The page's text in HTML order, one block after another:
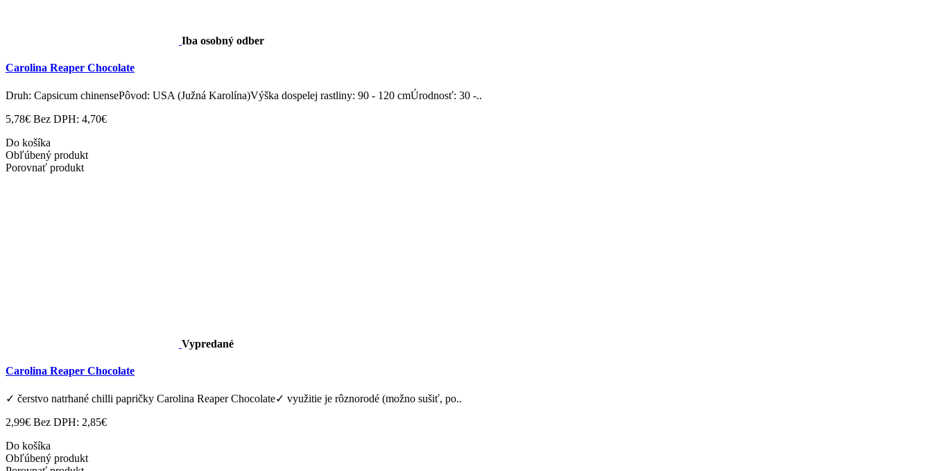
Iba osobný odber
Carolina Reaper Chocolate
Druh: Capsicum chinensePôvod: USA (Južná Karolína)Výška dospelej rastliny: 90 - 120 cmÚrodnosť: 30 -..
5,78€ Bez DPH: 4,70€
Do košíka
Obľúbený produkt
Porovnať produkt
Vypredané
Carolina Reaper Chocolate
✓ čerstvo natrhané chilli papričky Carolina Reaper Chocolate✓ využitie je rôznorodé (možno sušiť, po..
2,99€ Bez DPH: 2,85€
Do košíka
Obľúbený produkt